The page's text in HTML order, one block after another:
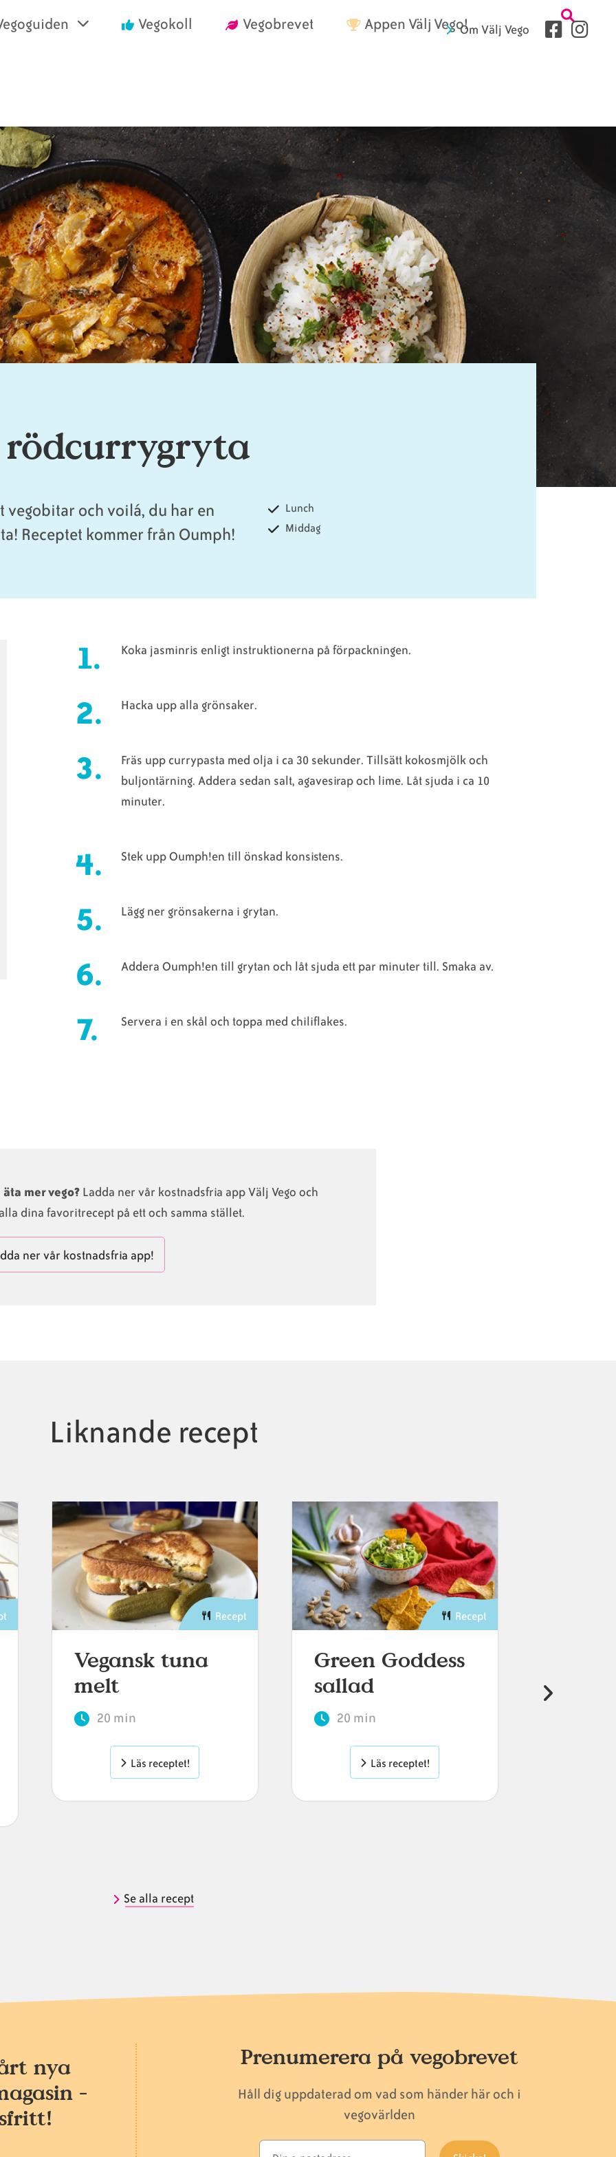
Vegokoll Vegobrevet Appen Välj Vego!Sociala
Om Välj Vego
recept Vegansk mat i airfryer
vego Handla vego
konsumentlistor Vanliga frågor
certifieringar
rödcurrygryta
vegobitar och voilá, du har en
Receptet kommer från Oumph!
Lunch
Middag
Koka jasminris enligt instruktionerna på förpackningen.
Hacka upp alla grönsaker.
Fräs upp currypasta med olja i ca 30 sekunder. Tillsätt kokosmjölk och
buljontärning. Addera sedan salt, agavesirap och lime. Låt sjuda i ca 10
minuter.
Stek upp Oumph!en till önskad konsistens.
Lägg ner grönsakerna i grytan.
Addera Oumph!en till grytan och låt sjuda ett par minuter till. Smaka av.
Servera i en skål och toppa med chiliflakes.
mer vego? Ladda ner vår kostnadsfria app Välj Vego och
dina favoritrecept på ett och samma stället.
ner vår kostnadsfria app!
Liknande recept
Recept
Vegansk tuna
melt
20 min
Läs receptet!
Recept
Green Goddess
sallad
20 min
Läs receptet!
Se alla recept
nya
-
Prenumerera på vegobrevet
Håll dig uppdaterad om vad som händer här och i
vegovärlden